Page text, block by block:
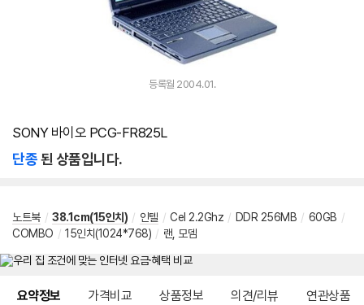
등록월 2004.01.
SONY 바이오 PCG-FR825L
단종된 상품입니다.
노트북 / 38.1cm(15인치) / 인텔 / Cel 2.2Ghz / DDR 256MB / 60GB /
COMBO / 15인치(1024*768) / 랜, 모뎀
요약정보 가격비교 상품정보 의견/리뷰 연관상품